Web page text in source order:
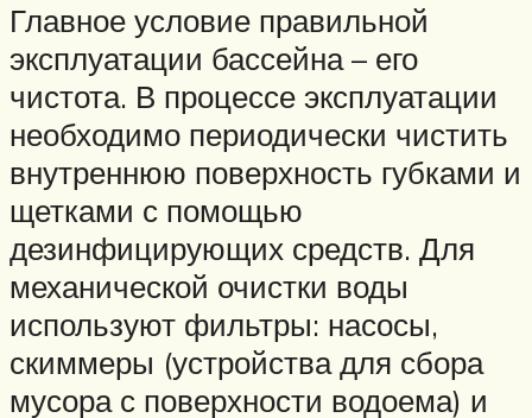
Главное условие правильной
эксплуатации бассейна – его
чистота. В процессе эксплуатации
необходимо периодически чистить
внутреннюю поверхность губками и
щетками с помощью
дезинфицирующих средств. Для
механической очистки воды
используют фильтры: насосы,
скиммеры (устройства для сбора
мусора с поверхности водоема) и